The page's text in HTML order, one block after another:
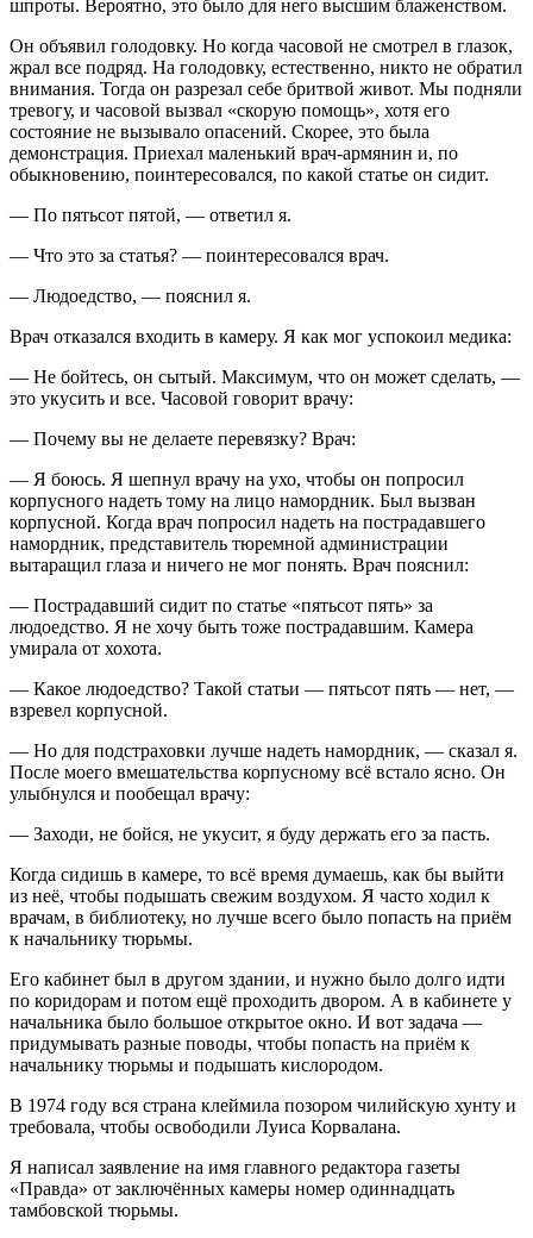
шпроты. Вероятно, это было для него высшим блаженством.
Он объявил голодовку. Но когда часовой не смотрел в глазок,
жрал все подряд. На голодовку, естественно, никто не обратил
внимания. Тогда он разрезал себе бритвой живот. Мы подняли
тревогу, и часовой вызвал «скорую помощь», хотя его
состояние не вызывало опасений. Скорее, это была
демонстрация. Приехал маленький врач-армянин и, по
обыкновению, поинтересовался, по какой статье он сидит.
— По пятьсот пятой, — ответил я.
— Что это за статья? — поинтересовался врач.
— Людоедство, — пояснил я.
Врач отказался входить в камеру. Я как мог успокоил медика:
— Не бойтесь, он сытый. Максимум, что он может сделать, —
это укусить и все. Часовой говорит врачу:
— Почему вы не делаете перевязку? Врач:
— Я боюсь. Я шепнул врачу на ухо, чтобы он попросил
корпусного надеть тому на лицо намордник. Был вызван
корпусной. Когда врач попросил надеть на пострадавшего
намордник, представитель тюремной администрации
вытаращил глаза и ничего не мог понять. Врач пояснил:
— Пострадавший сидит по статье «пятьсот пять» за
людоедство. Я не хочу быть тоже пострадавшим. Камера
умирала от хохота.
— Какое людоедство? Такой статьи — пятьсот пять — нет, —
взревел корпусной.
— Но для подстраховки лучше надеть намордник, — сказал я.
После моего вмешательства корпусному всё встало ясно. Он
улыбнулся и пообещал врачу:
— Заходи, не бойся, не укусит, я буду держать его за пасть.
Когда сидишь в камере, то всё время думаешь, как бы выйти
из неё, чтобы подышать свежим воздухом. Я часто ходил к
врачам, в библиотеку, но лучше всего было попасть на приём
к начальнику тюрьмы.
Его кабинет был в другом здании, и нужно было долго идти
по коридорам и потом ещё проходить двором. А в кабинете у
начальника было большое открытое окно. И вот задача —
придумывать разные поводы, чтобы попасть на приём к
начальнику тюрьмы и подышать кислородом.
В 1974 году вся страна клеймила позором чилийскую хунту и
требовала, чтобы освободили Луиса Корвалана.
Я написал заявление на имя главного редактора газеты
«Правда» от заключённых камеры номер одиннадцать
тамбовской тюрьмы.